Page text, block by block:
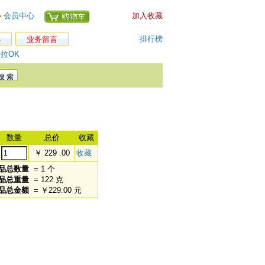
会员中心 加入收藏
业务留言
排行榜
OK
数量 总价
收藏
￥ 229 .00
收藏
总数量 = 1 个
总重量 = 122 克
总金额 = ￥229.00 元